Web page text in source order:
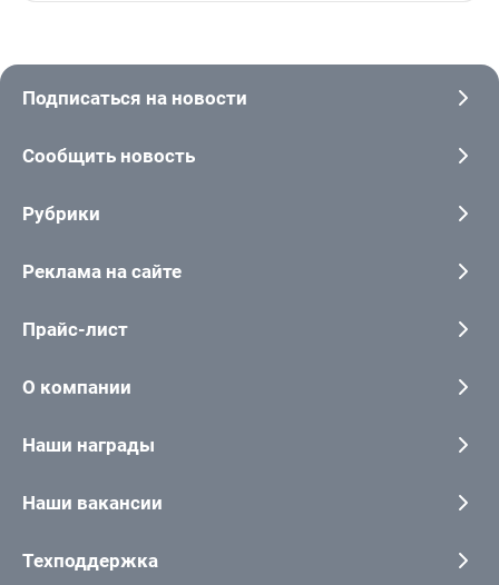
Подписаться на новости
Сообщить новость
Рубрики
Реклама на сайте
Прайс-лист
О компании
Наши награды
Наши вакансии
Техподдержка